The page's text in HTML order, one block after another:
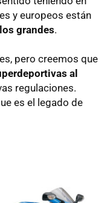
y europeos están
grandes.
pero creemos que
al
regulaciones.
es el legado de